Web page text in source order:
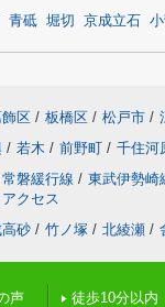
青砥 堀切 京成立石
区 / 板橋区 / 松戸市 /
/ 若木 / 前野町 / 千住河
常磐緩行線 / 東武伊勢崎
クセス
砂 / 竹ノ塚 / 北綾瀬 /
声
徒歩10分以内